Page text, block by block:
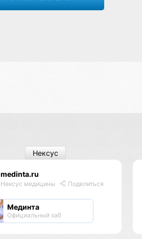
medinta.ru
Нексус медицины Поделиться
Мединта
Официальный хаб
Нексус